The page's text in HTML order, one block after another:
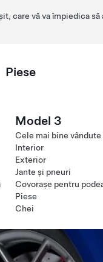
care vă va împiedica
Piese
Model 3
Cele mai bine vândute
Interior
Exterior
Jante și pneuri
Covorașe pentru
Piese
Chei